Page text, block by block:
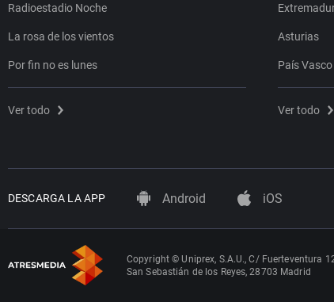
Radioestadio Noche
La rosa de los vientos
Por fin no es lunes
Ver todo
Asturias
País Vasco
Ver todo
DESCARGA LA APP Android iOS
Copyright © Uniprex, S.A.U., C/ Fuerteventura
San Sebastián de los Reyes, 28703 Madrid